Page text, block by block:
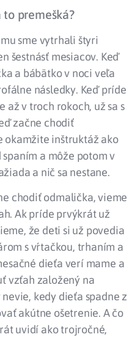
to premešká?
sme vytrhali štyri
šestnásť mesiacov. Keď
a bábätko v noci veľa
následky. Keď príde
až v troch rokoch, už sa s
začne chodiť
okamžite inštruktáž ako
a môže potom v
a nič sa nestane.
chodiť odmalička, vieme
Ak príde prvýkrát už
že deti si už povedia
s vŕtačkou, trhaním a
dieťa verí mame a
vzťah založený na
kedy dieťa spadne z
akútne ošetrenie. A čo
uvidí ako trojročné,